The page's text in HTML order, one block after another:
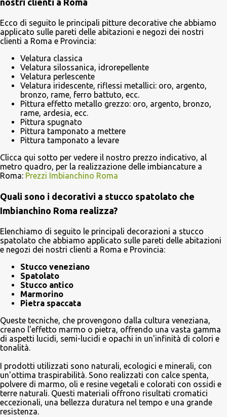
nostri clienti a Roma
Ecco di seguito le principali pitture decorative che abbiamo
applicato sulle pareti delle abitazioni e negozi dei nostri
clienti a Roma e Provincia:
Velatura classica
Velatura silossanica, idrorepellente
Velatura perlescente
Velatura iridescente, riflessi metallici: oro, argento,
bronzo, rame, ferro battuto, ecc.
Pittura effetto metallo grezzo: oro, argento, bronzo,
rame, ardesia, ecc.
Pittura spugnato
Pittura tamponato a mettere
Pittura tamponato a levare
Clicca qui sotto per vedere il nostro prezzo indicativo, al
metro quadro, per la realizzazione delle imbiancature a
Roma: Prezzi Imbianchino Roma
Quali sono i decorativi a stucco spatolato che
Imbianchino Roma realizza?
Elenchiamo di seguito le principali decorazioni a stucco
spatolato che abbiamo applicato sulle pareti delle abitazioni
e negozi dei nostri clienti a Roma e Provincia:
Stucco veneziano
Spatolato
Stucco antico
Marmorino
Pietra spaccata
Queste tecniche, che provengono dalla cultura veneziana,
creano l'effetto marmo o pietra, offrendo una vasta gamma
di aspetti lucidi, semi-lucidi e opachi in un'infinità di colori e
tonalità.
I prodotti utilizzati sono naturali, ecologici e minerali, con
un'ottima traspirabilità. Sono realizzati con calce spenta,
polvere di marmo, oli e resine vegetali e colorati con ossidi e
terre naturali. Questi materiali offrono risultati cromatici
eccezionali, una bellezza duratura nel tempo e una grande
resistenza.